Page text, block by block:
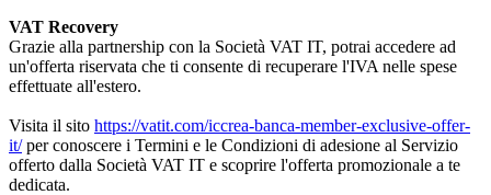
VAT Recovery
Grazie alla partnership con la Società VAT IT, potrai accedere ad
un'offerta riservata che ti consente di recuperare l'IVA nelle spese
effettuate all'estero.
Visita il sito https://vatit.com/iccrea-banca-member-exclusive-offer-
it/per conoscere i Termini e le Condizioni di adesione al Servizio
offerto dalla Società VAT IT e scoprire l'offerta promozionale a te
dedicata.